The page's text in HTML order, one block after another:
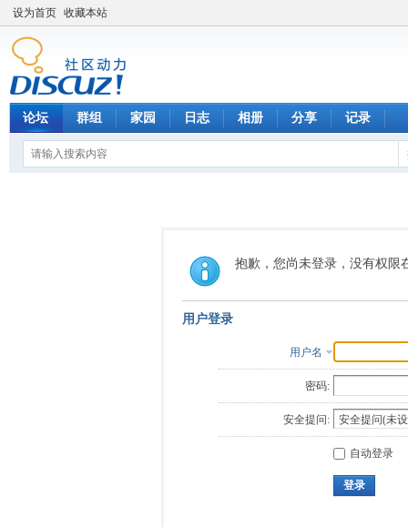
设为首页 收藏本站
论坛 群组 家园 日志 相册 分享 记录
抱歉，您尚未登录，没有权限
用户登录
用户名
密码:
安全提问:
自动登录
登录